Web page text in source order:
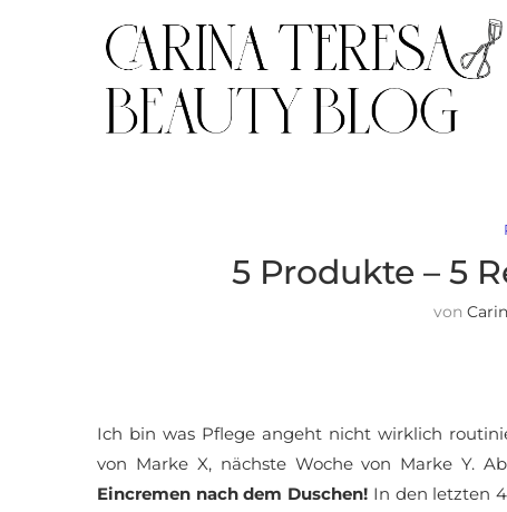
5 Produkte – 5
von
Ich bin was Pflege angeht nicht wirklich
von Marke X, nächste Woche von Marke Y.
Eincremen nach dem Duschen! In den letzten